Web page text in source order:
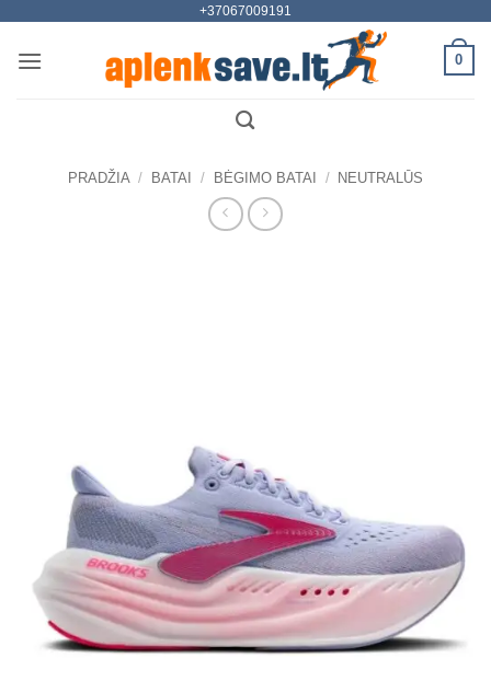
content
+37067009191
0
PRADŽIA / BATAI / BĖGIMO BATAI / NEUTRALŪS